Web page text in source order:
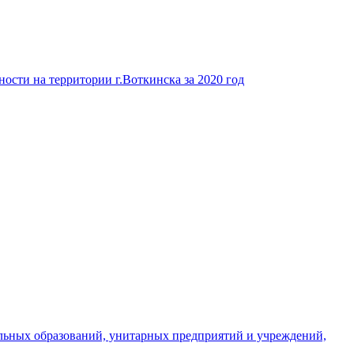
на территории г.Воткинска за 2020 год
образований, унитарных предприятий и учреждений,